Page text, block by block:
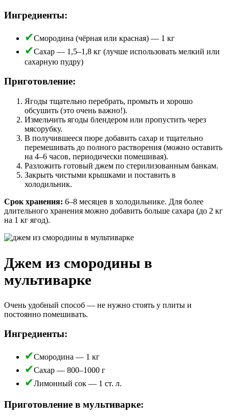
Ингредиенты:
Смородина (чёрная или красная) — 1 кг
Сахар — 1,5–1,8 кг (лучше использовать мелкий или
сахарную пудру)
Приготовление:
Ягоды тщательно перебрать, промыть и хорошо
обсушить (это очень важно!).
Измельчить ягоды блендером или пропустить через
мясорубку.
В получившееся пюре добавить сахар и тщательно
перемешивать до полного растворения (можно оставить
на 4–6 часов, периодически помешивая).
Разложить готовый джем по стерилизованным банкам.
Закрыть чистыми крышками и поставить в
холодильник.
Срок хранения: 6–8 месяцев в холодильнике. Для более
длительного хранения можно добавить больше сахара (до 2 кг
на 1 кг ягод).
Джем из смородины в
мультиварке
Очень удобный способ — не нужно стоять у плиты и
постоянно помешивать.
Ингредиенты:
Смородина — 1 кг
Сахар — 800–1000 г
Лимонный сок — 1 ст. л.
Приготовление в мультиварке: